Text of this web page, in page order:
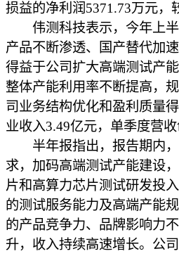
损益的净利润5371.73万元，
伟测科技表示，今年上半
产品不断渗透、国产替代加
得益于公司扩大高端测试产
整体产能利用率不断提高，
司业务结构优化和盈利质量
业收入3.49亿元，单季度营收
半年报指出，报告期内，
求，加码高端测试产能建设
片和高算力芯片测试研发投
的测试服务能力及高端产能
的产品竞争力、品牌影响力
升，收入持续高速增长。公